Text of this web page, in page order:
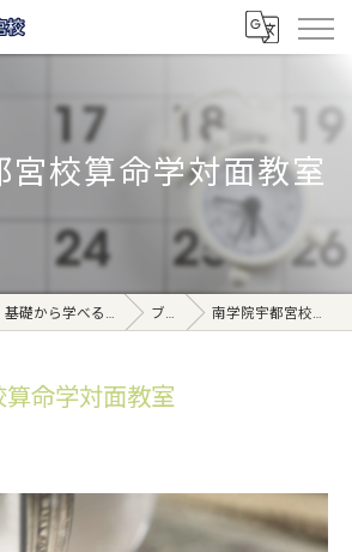
宮校算命学対面教室
算命学講座・教室｜基礎から学べる東京日本橋【日本橋南学院】 ブログ 南学院宇都宮校算命学対面教室
命学対面教室